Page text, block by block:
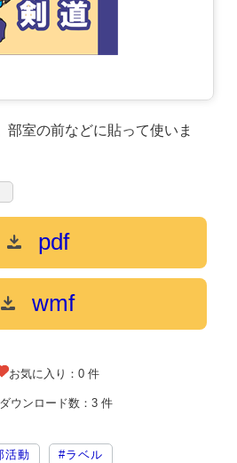
部室の前などに貼って使いま
pdf
wmf
お気に入り：0 件
ダウンロード数：3 件
活動 #ラベル